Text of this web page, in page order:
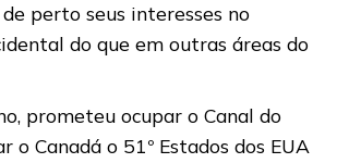
perto seus interesses no
do que em outras áreas do
prometeu ocupar o Canal do
o Canadá o 51º Estados dos EUA